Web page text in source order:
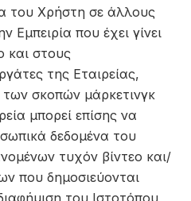
του Χρήστη σε άλλους
Εμπειρία που έχει γίνει
και στους
της Εταιρείας,
σκοπών μάρκετινγκ
μπορεί επίσης να
δεδομένα του
τυχόν βίντεο και/
που δημοσιεύονται
του Ιστοτόπου